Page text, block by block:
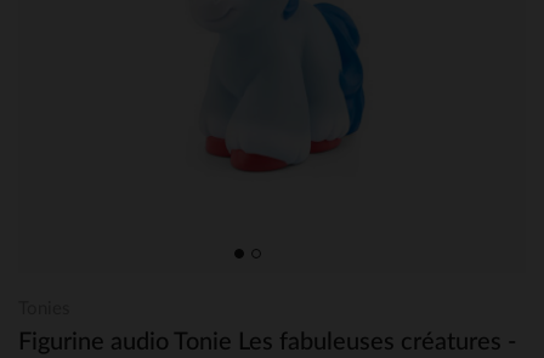
Figurine audio Tonie Les fabuleuses créatures -